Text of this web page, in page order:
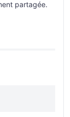
partagée.